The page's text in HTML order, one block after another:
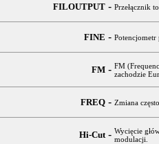
FILOUTPUT - Przełącznik
FINE -
FM - FM
zachodzie
FREQ - Zmiana
Hi-Cut - Wycięcie
modulacji.